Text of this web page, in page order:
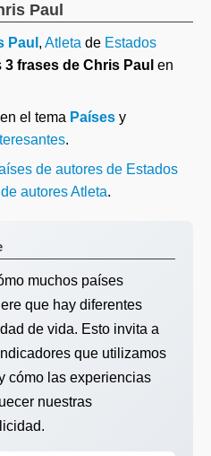
Paul
Paul , Atleta de Estados
3 frases de Chris Paul en
el tema Países y
.
de autores de Estados
autores Atleta.
muchos países
que hay diferentes
de vida. Esto invita a
que utilizamos
cómo las experiencias
nuestras